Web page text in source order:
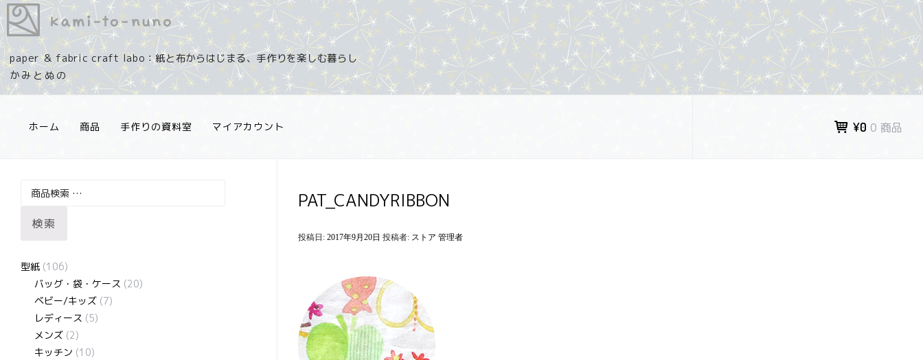
コ
ン
テ
ン
ツ
paper ＆ fabric craft labo：紙と布からはじまる、手作りを楽しむ暮らし
ホーム 商品 手作りの資料室 マイアカウント ¥0 0 商品
PAT_CANDYRIBBON
投稿日:2017年9月20日 投稿者: ストア 管理者
検索
型紙 (106)
バッグ・袋・ケース (20)
ベビー/キッズ (7)
レディース (5)
メンズ (2)
キッチン (10)